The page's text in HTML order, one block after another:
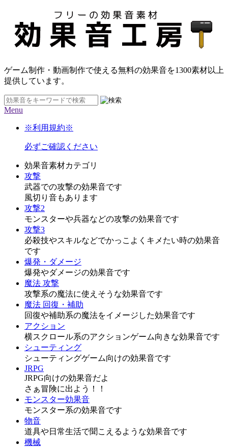
ゲーム制作・動画制作で使える無料の効果音を1300素材以上
提供しています。
Menu
※利用規約※
必ずご確認ください
効果音素材カテゴリ
攻撃
武器での攻撃の効果音です
風切り音もあります
攻撃2
モンスターや兵器などの攻撃の効果音です
攻撃3
必殺技やスキルなどでかっこよくキメたい時の効果音
です
爆発・ダメージ
爆発やダメージの効果音です
魔法 攻撃
攻撃系の魔法に使えそうな効果音です
魔法 回復・補助
回復や補助系の魔法をイメージした効果音です
アクション
横スクロール系のアクションゲーム向きな効果音です
シューティング
シューティングゲーム向けの効果音です
JRPG
JRPG向けの効果音だよ
さぁ冒険に出よう！！
モンスター効果音
モンスター系の効果音です
物音
道具や日常生活で聞こえるような効果音です
機械